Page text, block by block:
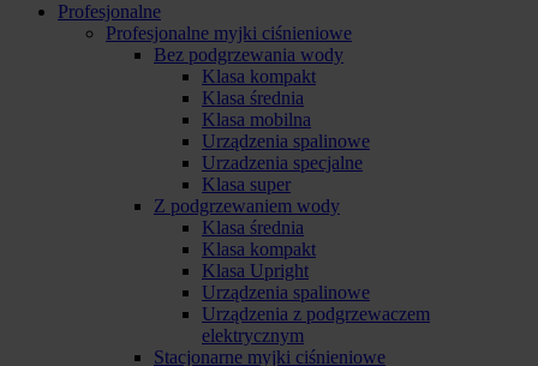
Profesjonalne
Profesjonalne myjki ciśnieniowe
Bez podgrzewania wody
Klasa kompakt
Klasa średnia
Klasa mobilna
Urządzenia spalinowe
Urzadzenia specjalne
Klasa super
Z podgrzewaniem wody
Klasa średnia
Klasa kompakt
Klasa Upright
Urządzenia spalinowe
Urządzenia z podgrzewaczem
elektrycznym
Stacjonarne myjki ciśnieniowe